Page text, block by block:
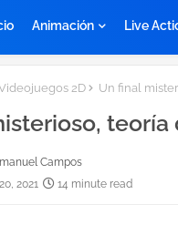
Animación Live
2D Un final
teoría
Campos
2021
14 minute read